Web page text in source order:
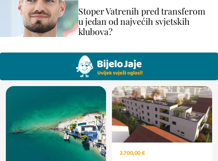
Stoper Vatrenih pred transferom
u jedan od najvećih svjetskih
klubova?
2.700,00 €